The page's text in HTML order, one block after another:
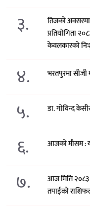
३.
तिजको
प्रतियोगिता
केवलकारको
४. भरतपुरमा सीजी
५. डा. गोविन्द
६. आजको मौसम :
७.
आज मिति
तपाईको